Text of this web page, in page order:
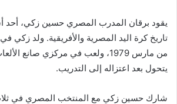
يقود برقان المدرب المصري حسين زكي، أحد
تاريخ كرة اليد المصرية والأفريقية. ولد زكي
من مارس 1979، ولعب في مركزي صانع
يتحول بعد اعتزاله إلى التدريب.
شارك حسين زكي مع المنتخب المصري في